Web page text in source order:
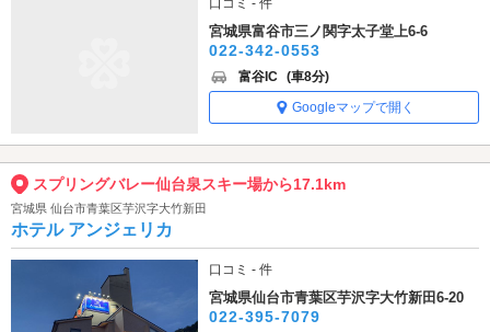
宮城県富谷市三ノ関字太子堂上6-6
022-342-0553
富谷IC (車8分)
Googleマップで開く
スプリングバレー仙台泉スキー場から17.1km
宮城県 仙台市青葉区芋沢字大竹新田
ホテル アンジェリカ
口コミ - 件
宮城県仙台市青葉区芋沢字大竹新田6-20
022-395-7079